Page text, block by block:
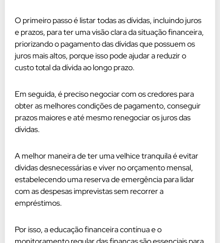
O primeiro passo é listar todas as dívidas, incluindo juros
e prazos, para ter uma visão clara da situação financeira,
priorizando o pagamento das dívidas que possuem os
juros mais altos, porque isso pode ajudar a reduzir o
custo total da dívida ao longo prazo.
Em seguida, é preciso negociar com os credores para
obter as melhores condições de pagamento, conseguir
prazos maiores e até mesmo renegociar os juros das
dívidas.
A melhor maneira de ter uma velhice tranquila é evitar
dívidas desnecessárias e viver no orçamento mensal,
estabelecendo uma reserva de emergência para lidar
com as despesas imprevistas sem recorrer a
empréstimos.
Por isso, a educação financeira contínua e o